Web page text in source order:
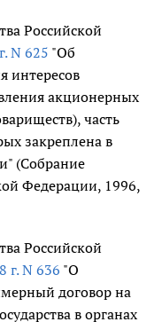
Российской
N 625 "Об
интересов
акционерных
часть
закреплена в
(Собрание
Федерации, 1996,
Российской
г. N 636 "О
договор на
в органах